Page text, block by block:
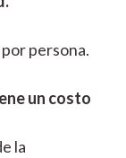
persona.
un costo
la